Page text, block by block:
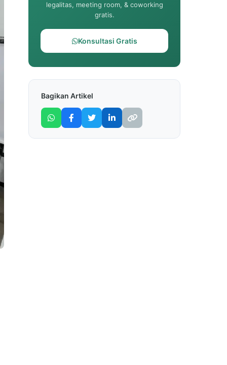
legalitas, meeting room, & coworking
gratis.
Konsultasi Gratis
Bagikan Artikel